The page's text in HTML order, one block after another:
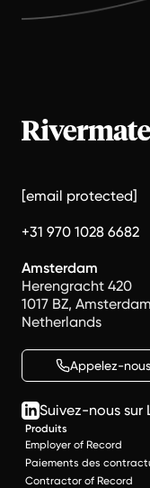
[email protected]
+31 970 1028 6682
Amsterdam
Herengracht 420
1017 BZ, Amsterdam
Netherlands
Appelez-nous
Suivez-nous sur
Produits
Employer of Record
Paiements des
Contractor of Record